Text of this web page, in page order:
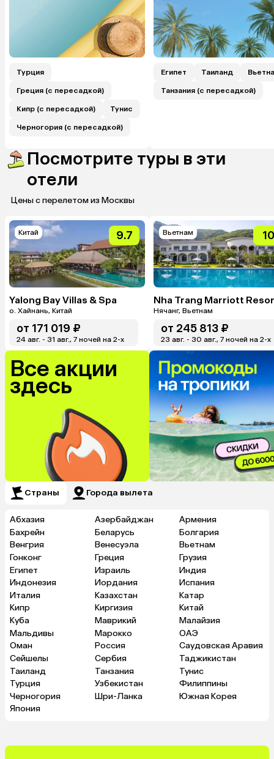
Турция
Греция (с пересадкой)
Кипр (с пересадкой) Тунис
Черногория (с пересадкой)
Египет Таиланд
Танзания (с пересадкой)
Посмотрите туры в эти
отели
Цены с перелетом из Москвы
Китай 9.7
Yalong Bay Villas & Spa
о. Хайнань, Китай
от 171 019 ₽
24 авг. - 31 авг., 7 ночей на 2-x
Вьетнам 10
Нячанг, Вьетнам
от 245 813 ₽
23 авг. - 30 авг., 7 ночей на 2-x
Все акции
здесь
Страны Города вылета
Абхазия Азербайджан
Армения
Бахрейн
Беларусь
Болгария
Венгрия
Венесуэла
Вьетнам
Гонконг
Греция
Грузия
Египет
Израиль
Индия
Индонезия
Иордания
Испания
Италия
Казахстан
Катар
Кипр
Киргизия
Китай
Куба
Маврикий
Малайзия
Мальдивы
Марокко
ОАЭ
Оман
Россия
Саудовская Аравия
Сейшелы
Сербия
Таджикистан
Таиланд
Танзания
Тунис
Турция
Узбекистан
Филиппины
Черногория
Шри-Ланка
Южная Корея
Япония